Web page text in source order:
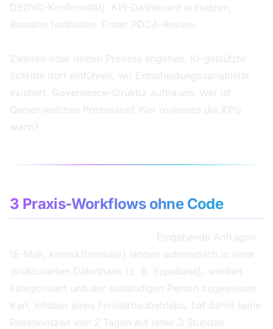
DSGVO-Konformität). KPI-Dashboard aufsetzen,
Baseline festhalten. Erster PDCA-Review.
Zweiten oder dritten Prozess angehen. KI-gestützte
Schritte dort einführen, wo Entscheidungsvariabilität
existiert. Governance-Struktur aufbauen: Wer ist
Owner welches Prozesses? Wer reviewed die KPIs
wann?
3 Praxis-Workflows ohne Code
Eingehende Anfragen
(E-Mail, Kontaktformular) landen automatisch in einer
strukturierten Datenbank (z. B. Supabase), werden
kategorisiert und der zuständigen Person zugewiesen.
Karl, Inhaber eines Fensterbaubetriebs, hat damit seine
Reaktionszeit von 2 Tagen auf unter 3 Stunden